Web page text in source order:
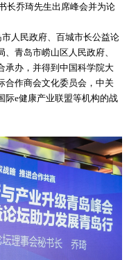
长乔琦先生出席峰会并为论
人民政府、百城市长公益论
青岛市崂山区人民政府、
承办，并得到中国科学院大
合作商会文化委员会，中关
际e健康产业联盟等机构的战